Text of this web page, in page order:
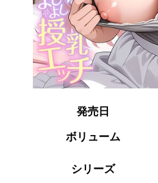
発売日
ボリューム
シリーズ